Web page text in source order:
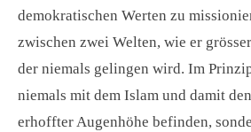
demokratischen Werten zu
zwischen zwei Welten, wie er
der niemals gelingen wird. Im
niemals mit dem Islam und damit
erhoffter Augenhöhe befinden,